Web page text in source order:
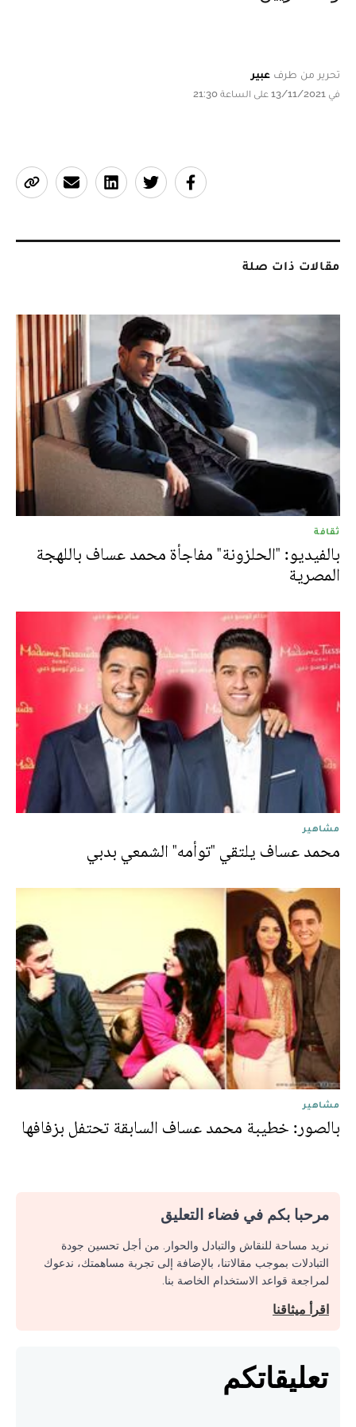
تحرير من طرف عبير
في 13/11/2021 على الساعة 21:30
مقالات ذات صلة
ثقافة
بالفيديو: "الحلزونة" مفاجأة محمد عساف باللهجة
المصرية
مشاهير
محمد عساف يلتقي "توأمه" الشمعي بدبي
مشاهير
بالصور: خطيبة محمد عساف السابقة تحتفل بزفافها
مرحبا بكم في فضاء التعليق
نريد مساحة للنقاش والتبادل والحوار. من أجل تحسين جودة
التبادلات بموجب مقالاتنا، بالإضافة إلى تجربة مساهمتك، ندعوك
لمراجعة قواعد الاستخدام الخاصة بنا.
اقرأ ميثاقنا
تعليقاتكم